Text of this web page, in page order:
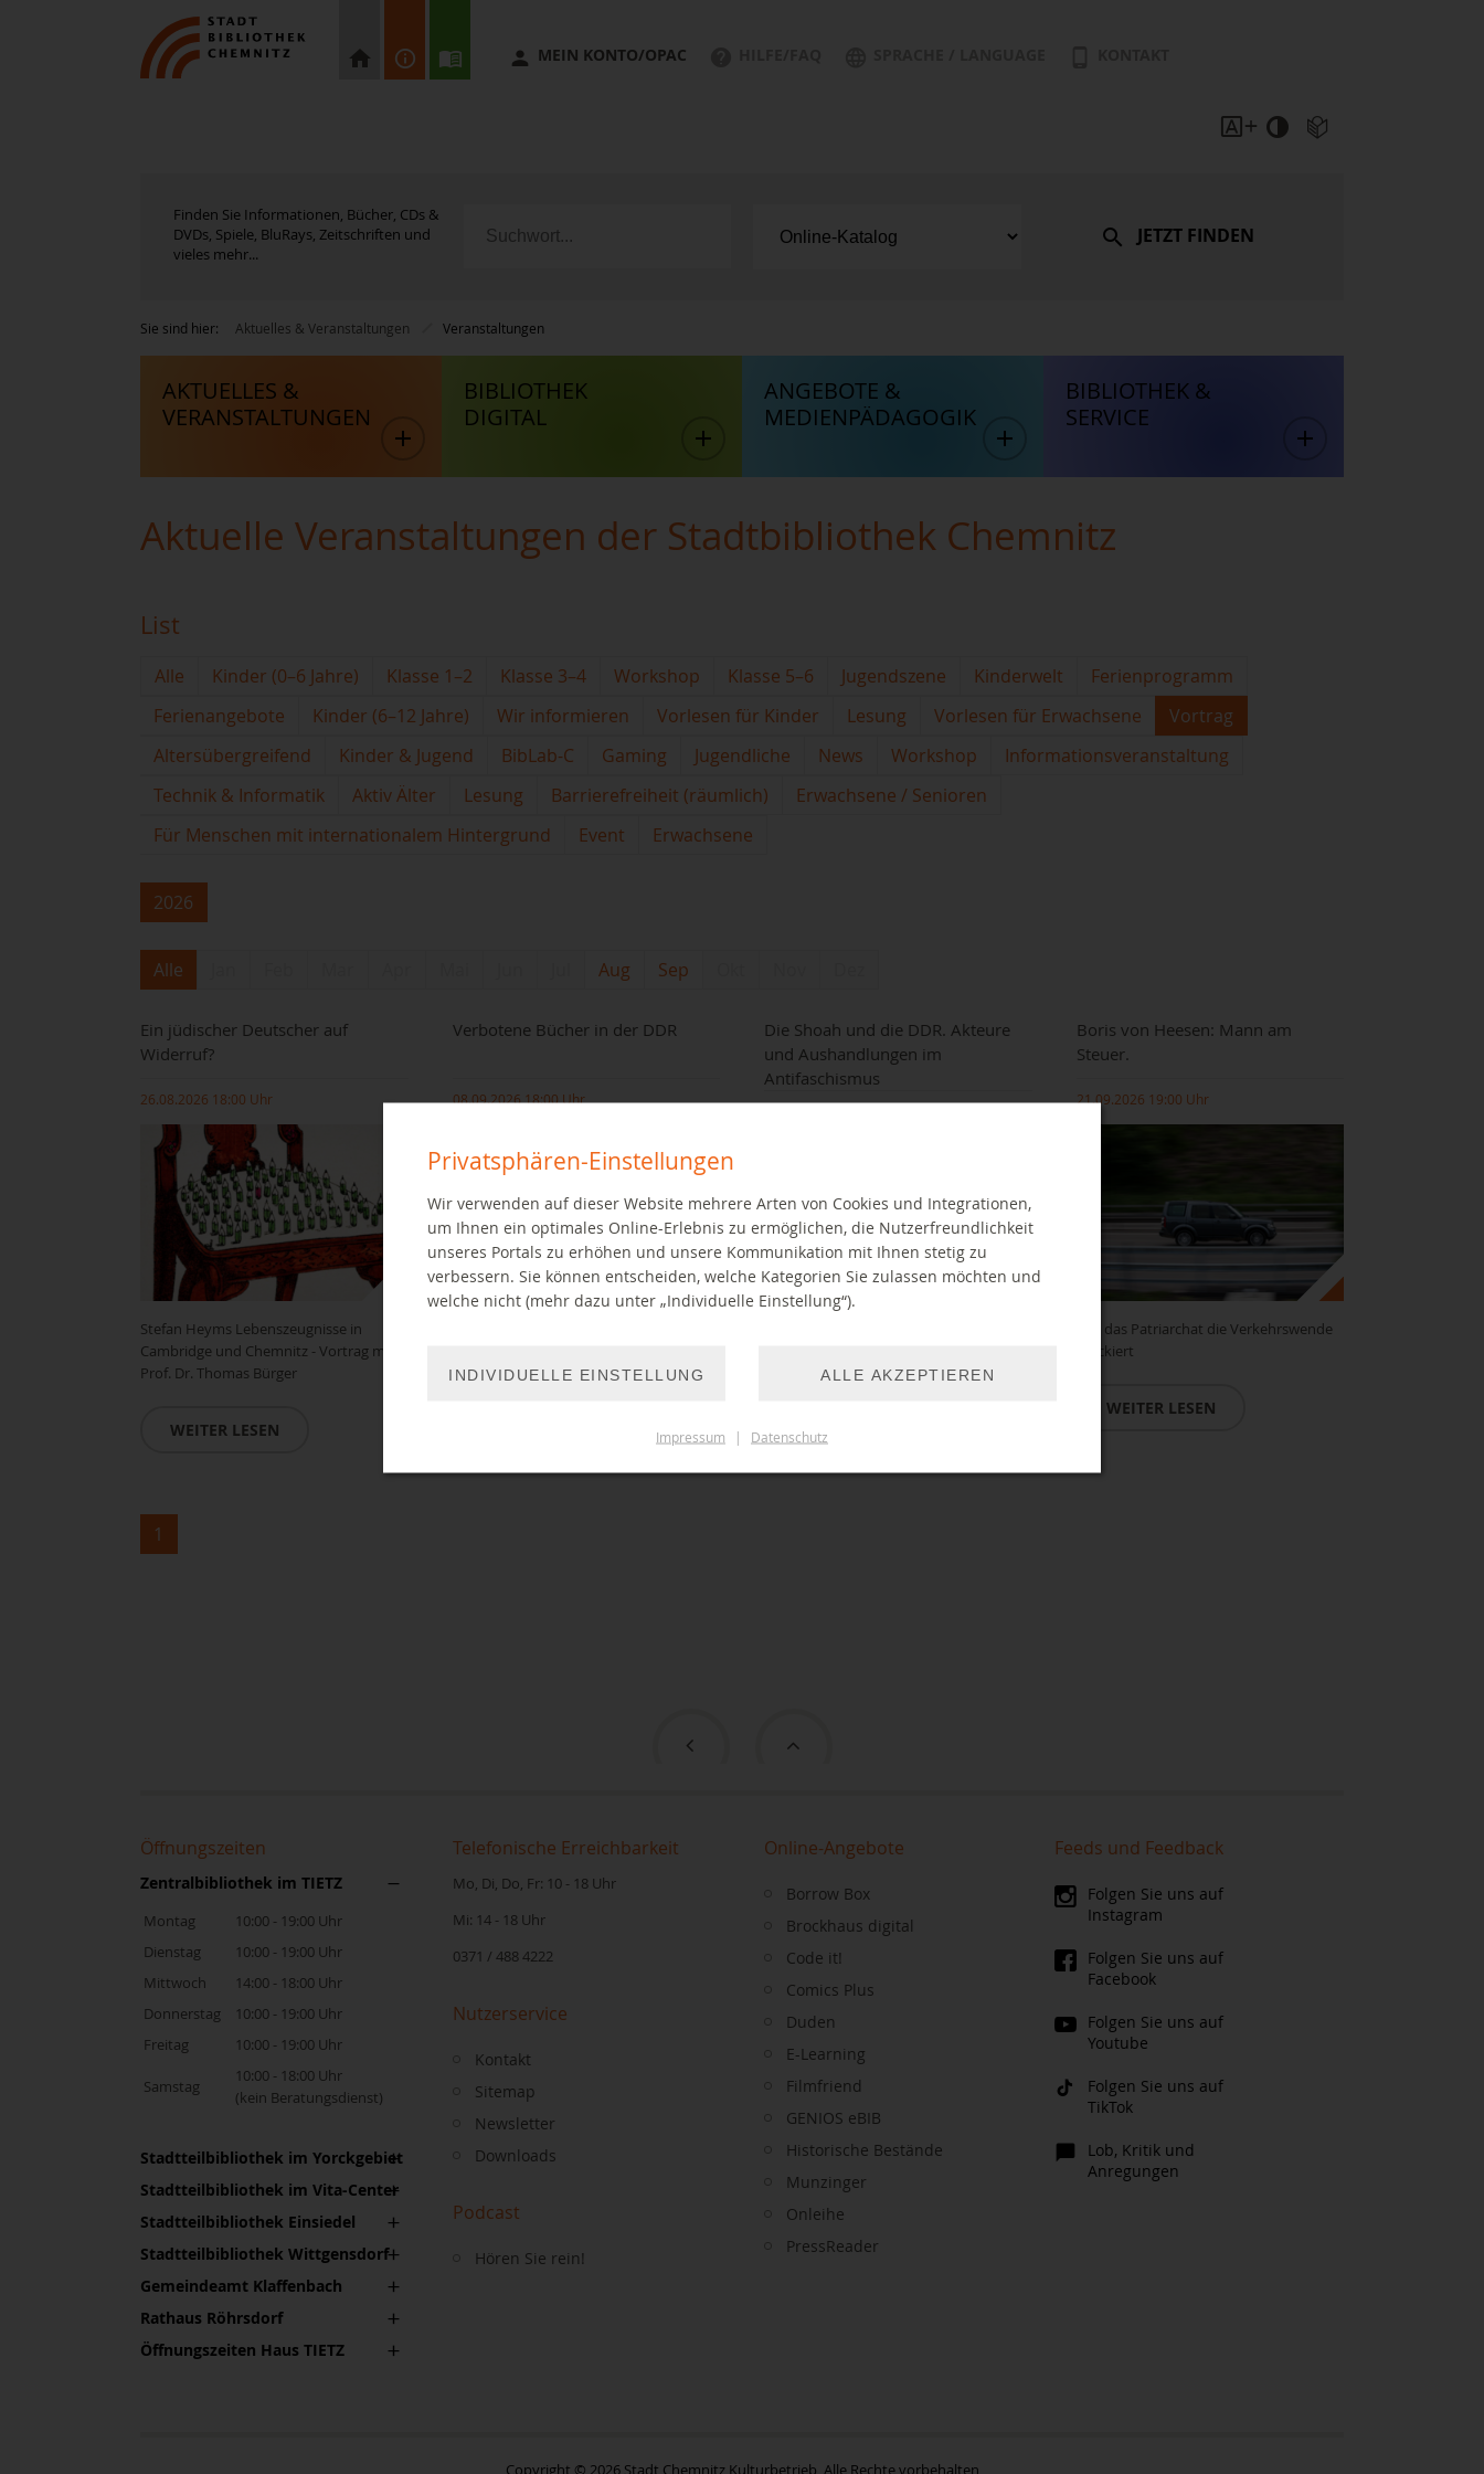
MEIN KONTO/OPAC
Finden Sie Informationen, Bücher, CDs &
DVDs, Spiele, BluRays, Zeitschriften und
vieles mehr...
JETZT FINDEN
Sie sind hier: Aktuelles & Veranstaltungen Veranstaltungen
AKTUELLES &
VERANSTALTUNGEN
BIBLIOTHEK
DIGITAL
ANGEBOTE &
MEDIENPÄDAGOGIK
BIBLIOTHEK &
SERVICE
Aktuelle Veranstaltungen der Stadtbibliothek Chemnitz
List
Alle Kinder (0–6 Jahre) Klasse 1–2 Klasse 3–4 Workshop Klasse 5–6 Jugendszene Kinderwelt
Ferienprogramm
Ferienangebote
Kinder (6–12 Jahre) Wir informieren Vorlesen für Kinder Lesung Vorlesen für Erwachsene
Vortrag
Altersübergreifend
Kinder & Jugend BibLab-C Gaming Jugendliche News Workshop
Informationsveranstaltung
Technik & Informatik
Aktiv Älter Lesung Barrierefreiheit (räumlich)
Erwachsene / Senioren
Für Menschen mit internationalem Hintergrund
Event Erwachsene
2026
Alle Aug Sep
Ein jüdischer Deutscher auf
Widerruf?
26.08.2026 18:00 Uhr
Stefan Heyms Lebenszeugnisse in
Cambridge und Chemnitz - Vortrag mit
Prof. Dr. Thomas Bürger
WEITER LESEN
Verbotene Bücher in der DDR
08.09.2026 18:00 Uhr
WEITER LESEN
Die Shoah und die DDR. Akteure
und Aushandlungen im
Antifaschismus
Boris von Heesen: Mann am
Steuer.
21.09.2026 19:00 Uhr
Wie das Patriarchat die Verkehrswende
blockiert
WEITER LESEN
1
Öffnungszeiten
Zentralbibliothek im TIETZ
Montag
10:00 - 19:00 Uhr
Dienstag
10:00 - 19:00 Uhr
Mittwoch
14:00 - 18:00 Uhr
Donnerstag
10:00 - 19:00 Uhr
Freitag
10:00 - 19:00 Uhr
Samstag
10:00 - 18:00 Uhr
(kein Beratungsdienst)
Stadtteilbibliothek im Yorckgebiet
Stadtteilbibliothek im Vita-Center
Stadtteilbibliothek Einsiedel
Stadtteilbibliothek Wittgensdorf
Gemeindeamt Klaffenbach
Rathaus Röhrsdorf
Öffnungszeiten Haus TIETZ
Telefonische Erreichbarkeit
Mo, Di, Do, Fr: 10 - 18 Uhr
Mi: 14 - 18 Uhr
0371 / 488 4222
Nutzerservice
Kontakt
Sitemap
Newsletter
Downloads
Podcast
Hören Sie rein!
Online-Angebote
Borrow Box
Brockhaus digital
Code it!
Comics Plus
Duden
E-Learning
Filmfriend
GENIOS eBIB
Historische Bestände
Munzinger
Onleihe
PressReader
Feeds und Feedback
Folgen Sie uns auf
Instagram
Folgen Sie uns auf
Facebook
Folgen Sie uns auf
Youtube
Folgen Sie uns auf
TikTok
Lob, Kritik und
Anregungen
Copyright © 2026 Stadt Chemnitz Kulturbetrieb, Alle Rechte vorbehalten
Privatsphären-Einstellungen
Wir verwenden auf dieser Website mehrere Arten von Cookies und Integrationen,
um Ihnen ein optimales Online-Erlebnis zu ermöglichen, die Nutzerfreundlichkeit
unseres Portals zu erhöhen und unsere Kommunikation mit Ihnen stetig zu
verbessern. Sie können entscheiden, welche Kategorien Sie zulassen möchten und
welche nicht (mehr dazu unter „Individuelle Einstellung“).
INDIVIDUELLE EINSTELLUNG ALLE AKZEPTIEREN
Impressum | Datenschutz